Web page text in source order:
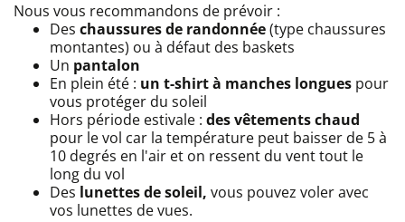
Nous vous recommandons de prévoir :
Des chaussures de randonnée(type chaussures
montantes) ou à défaut des baskets
Un pantalon
En plein été : un t-shirt à manches longues pour
vous protéger du soleil
Hors période estivale : des vêtements chaud
pour le vol car la température peut baisser de 5 à
10 degrés en l'air et on ressent du vent tout le
long du vol
Des lunettes de soleil, vous pouvez voler avec
vos lunettes de vues.